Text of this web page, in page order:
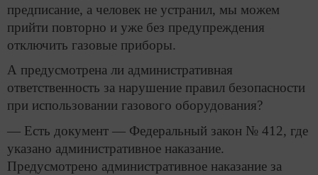
предписание, а человек не устранил, мы можем
прийти повторно и уже без предупреждения
отключить газовые приборы.
А предусмотрена ли административная
ответственность за нарушение правил безопасности
при использовании газового оборудования?
— Есть документ — Федеральный закон № 412, где
указано административное наказание.
Предусмотрено административное наказание за